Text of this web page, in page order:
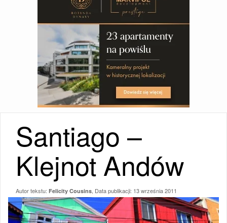
Santiago –
Klejnot Andów
Autor tekstu: Felicity Cousins , Data publikacji: 13 września 2011